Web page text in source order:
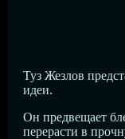
Туз Жезлов
идеи.
Он предвещает
перерасти в